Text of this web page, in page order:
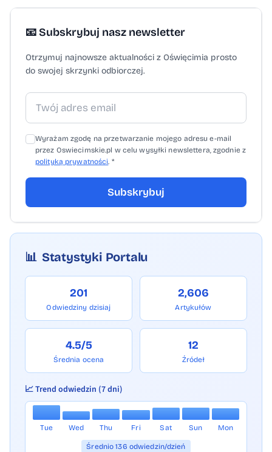
📧 Subskrybuj nasz newsletter
Otrzymuj najnowsze aktualności z Oświęcimia prosto
do swojej skrzynki odbiorczej.
Wyrażam zgodę na przetwarzanie mojego adresu e-mail
przez Oswiecimskie.pl w celu wysyłki newslettera, zgodnie z
polityką prywatności. *
Subskrybuj
📊 Statystyki Portalu
201
Odwiedziny dzisiaj
2,606
Artykułów
4.5/5
Średnia ocena
12
Źródeł
📈 Trend odwiedzin (7 dni)
Tue Wed Thu Fri Sat Sun Mon
Średnio 136 odwiedzin/dzień